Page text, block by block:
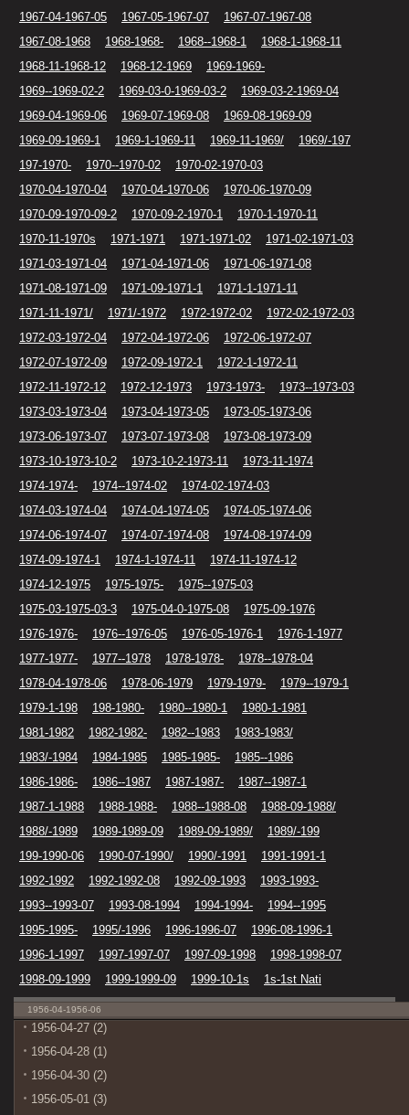
1967-04-1967-05
1967-05-1967-07
1967-07-1967-08
1967-08-1968
1968-1968- 1968--1968-1
1968-1-1968-11
1968-11-1968-12
1968-12-1969
1969-1969-
1969--1969-02-2
1969-03-0-1969-03-2
1969-03-2-1969-04
1969-04-1969-06
1969-07-1969-08
1969-08-1969-09
1969-09-1969-1
1969-1-1969-11 1969-11-1969/
1969/-197
197-1970-
1970--1970-02
1970-02-1970-03
1970-04-1970-04
1970-04-1970-06
1970-06-1970-09
1970-09-1970-09-2
1970-09-2-1970-1
1970-1-1970-11
1970-11-1970s
1971-1971 1971-1971-02
1971-02-1971-03
1971-03-1971-04
1971-04-1971-06
1971-06-1971-08
1971-08-1971-09
1971-09-1971-1
1971-1-1971-11
1971-11-1971/
1971/-1972 1972-1972-02
1972-02-1972-03
1972-03-1972-04
1972-04-1972-06
1972-06-1972-07
1972-07-1972-09
1972-09-1972-1
1972-1-1972-11
1972-11-1972-12
1972-12-1973 1973-1973-
1973--1973-03
1973-03-1973-04
1973-04-1973-05
1973-05-1973-06
1973-06-1973-07
1973-07-1973-08
1973-08-1973-09
1973-10-1973-10-2
1973-10-2-1973-11
1973-11-1974
1974-1974-
1974--1974-02
1974-02-1974-03
1974-03-1974-04
1974-04-1974-05
1974-05-1974-06
1974-06-1974-07
1974-07-1974-08
1974-08-1974-09
1974-09-1974-1
1974-1-1974-11
1974-11-1974-12
1974-12-1975
1975-1975-
1975--1975-03
1975-03-1975-03-3
1975-04-0-1975-08
1975-09-1976
1976-1976-
1976--1976-05 1976-05-1976-1
1976-1-1977
1977-1977-
1977--1978 1978-1978-
1978--1978-04
1978-04-1978-06
1978-06-1979 1979-1979-
1979--1979-1
1979-1-198
198-1980- 1980--1980-1
1980-1-1981
1981-1982
1982-1982- 1982--1983
1983-1983/
1983/-1984
1984-1985 1985-1985-
1985--1986
1986-1986-
1986--1987 1987-1987-
1987--1987-1
1987-1-1988
1988-1988- 1988--1988-08
1988-09-1988/
1988/-1989
1989-1989-09 1989-09-1989/
1989/-199
199-1990-06
1990-07-1990/ 1990/-1991
1991-1991-1
1992-1992
1992-1992-08 1992-09-1993
1993-1993-
1993--1993-07
1993-08-1994 1994-1994-
1994--1995
1995-1995-
1995/-1996 1996-1996-07
1996-08-1996-1
1996-1-1997
1997-1997-07 1997-09-1998
1998-1998-07
1998-09-1999
1999-1999-09 1999-10-1s 1s-1st Nati
1956-04-1956-06
1956-04-27 (2)
1956-04-28 (1)
1956-04-30 (2)
1956-05-01 (3)